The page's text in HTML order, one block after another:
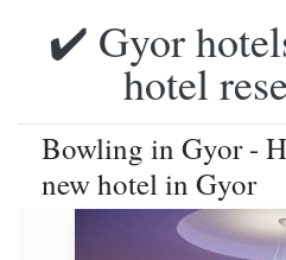
✔️ Gyor
hotel
Bowling in Gyor -
new hotel in Gyor